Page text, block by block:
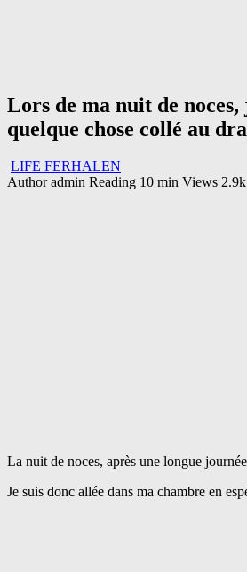
Lors de ma nuit de
quelque chose collé au
LIFE FERHALEN
Author admin Reading 10 min Views
La nuit de noces, après une longue
Je suis donc allée dans ma chambre en